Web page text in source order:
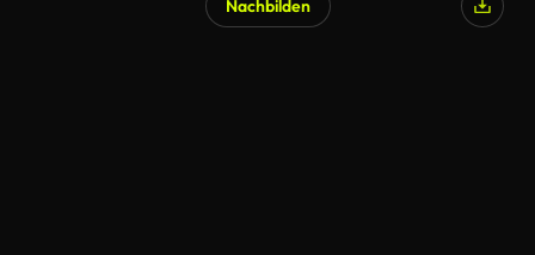
Nachbilden